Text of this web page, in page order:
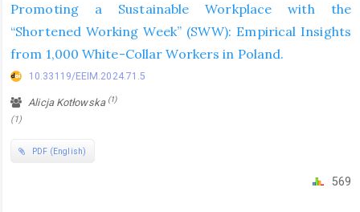
Promoting a Sustainable Workplace with the
“Shortened Working Week” (SWW): Empirical Insights
from 1,000 White-Collar Workers in Poland.
10.33119/EEIM.2024.71.5
Alicja Kotłowska (1)
(1)
PDF (English)
569